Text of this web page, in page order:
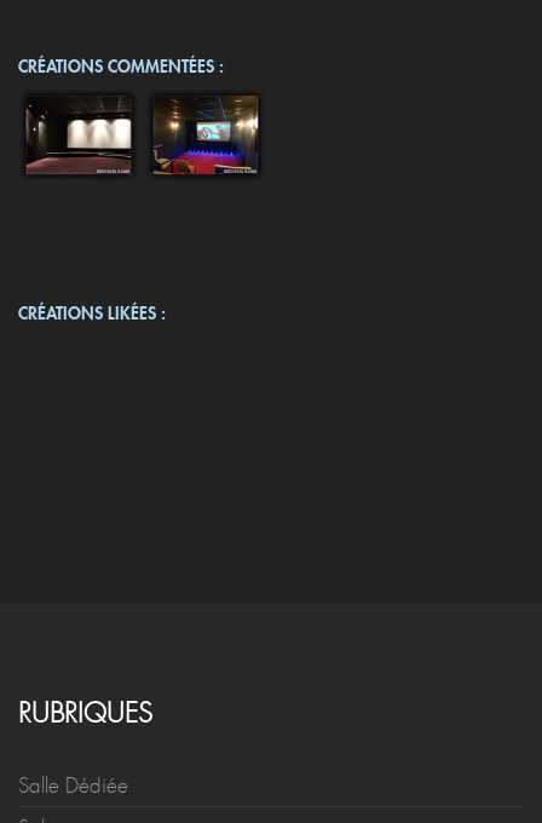
CRÉATIONS COMMENTÉES :
CRÉATIONS LIKÉES :
RUBRIQUES
Salle Dédiée